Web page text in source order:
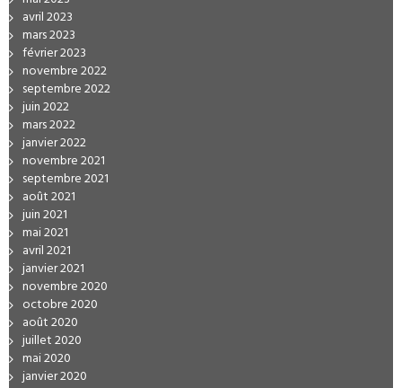
avril 2023
mars 2023
février 2023
novembre 2022
septembre 2022
juin 2022
mars 2022
janvier 2022
novembre 2021
septembre 2021
août 2021
juin 2021
mai 2021
avril 2021
janvier 2021
novembre 2020
octobre 2020
août 2020
juillet 2020
mai 2020
janvier 2020